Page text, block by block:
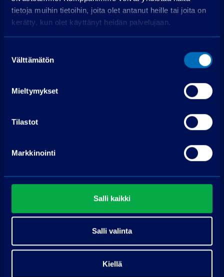
tietoja muihin tietoihin, joita olet antanut heille tai joita on
kerätty, kun olet käyttänyt heidän palvelujaan.
valinta
Välttämätön
Mieltymykset
Tilastot
Markkinointi
Salli kaikki
Salli valinta
Kiellä
Pyydä tarjous
Nimi
Puhelin
Sähköpostiosoite
Muu viesti
(täytä jos tarjoat vaihdossa autoa)